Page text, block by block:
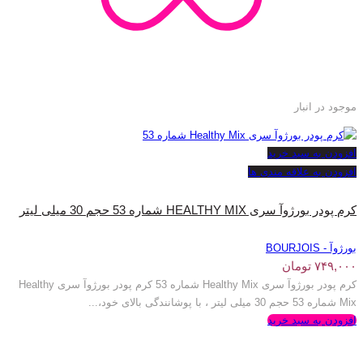
موجود در انبار
افزودن به سبد خرید
افزودن به علاقه مندی ها
کرم پودر بورژوآ سری HEALTHY MIX شماره 53 حجم 30 میلی لیتر
بورژوآ - BOURJOIS
۷۴۹,۰۰۰ تومان
کرم پودر بورژوآ سری Healthy Mix شماره 53 کرم پودر بورژوآ سری Healthy
Mix شماره 53 حجم 30 میلی لیتر ، با پوشانندگی بالای خود،...
افزودن به سبد خرید